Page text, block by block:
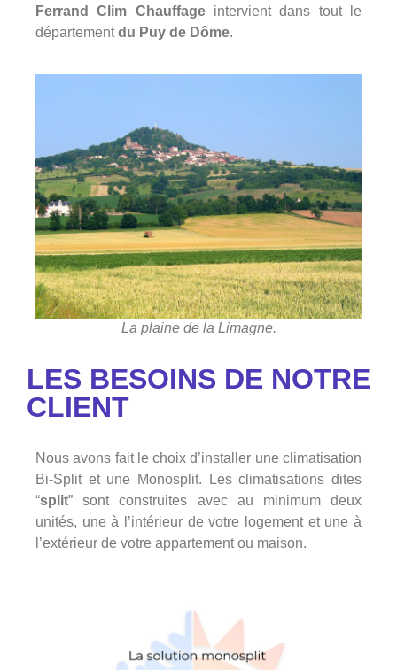
Ferrand Clim Chauffageintervient dans tout le
départementdu Puy de Dôme.
La plaine de la Limagne.
LES BESOINS DE NOTRE
CLIENT
Nous avons fait le choix d’installer une climatisation
Bi-Split et une Monosplit. Les climatisations dites
“split” sont construites avec au minimum deux
unités, une à l’intérieur de votre logement et une à
l’extérieur de votre appartement ou maison.